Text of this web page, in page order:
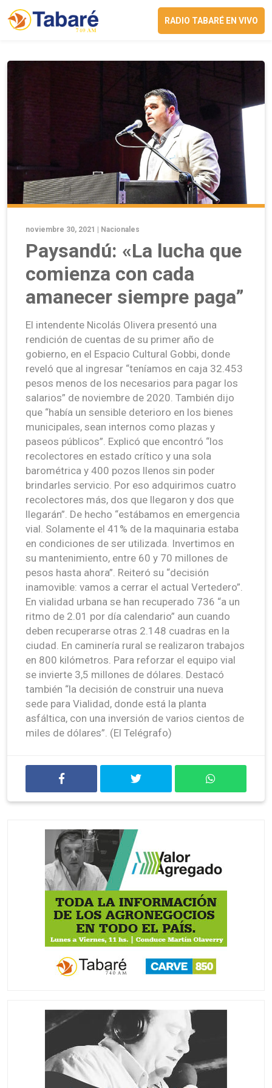
RADIO TABARÉ EN VIVO
noviembre 30, 2021 | Nacionales
Paysandú: «La lucha que
comienza con cada
amanecer siempre paga”
El intendente Nicolás Olivera presentó una
rendición de cuentas de su primer año de
gobierno, en el Espacio Cultural Gobbi, donde
reveló que al ingresar “teníamos en caja 32.453
pesos menos de los necesarios para pagar los
salarios” de noviembre de 2020. También dijo
que “había un sensible deterioro en los bienes
municipales, sean internos como plazas y
paseos públicos”. Explicó que encontró “los
recolectores en estado crítico y una sola
barométrica y 400 pozos llenos sin poder
brindarles servicio. Por eso adquirimos cuatro
recolectores más, dos que llegaron y dos que
llegarán”. De hecho “estábamos en emergencia
vial. Solamente el 41% de la maquinaria estaba
en condiciones de ser utilizada. Invertimos en
su mantenimiento, entre 60 y 70 millones de
pesos hasta ahora”. Reiteró su “decisión
inamovible: vamos a cerrar el actual Vertedero”.
En vialidad urbana se han recuperado 736 “a un
ritmo de 2.01 por día calendario” aun cuando
deben recuperarse otras 2.148 cuadras en la
ciudad. En caminería rural se realizaron trabajos
en 800 kilómetros. Para reforzar el equipo vial
se invierte 3,5 millones de dólares. Destacó
también “la decisión de construir una nueva
sede para Vialidad, donde está la planta
asfáltica, con una inversión de varios cientos de
miles de dólares”. (El Telégrafo)